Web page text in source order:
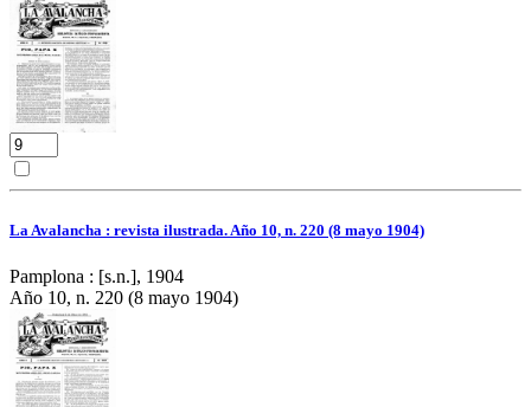
La Avalancha : revista ilustrada. Año 10, n. 220 (8 mayo 1904)
Pamplona : [s.n.], 1904
Año 10, n. 220 (8 mayo 1904)